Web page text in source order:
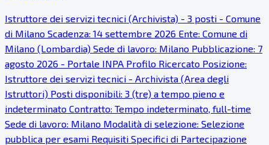
Istruttore dei servizi tecnici (Archivista) - 3 posti - Comune
di Milano Scadenza: 14 settembre 2026 Ente: Comune di
Milano (Lombardia) Sede di lavoro: Milano Pubblicazione: 7
agosto 2026 - Portale INPA Profilo Ricercato Posizione:
Istruttore dei servizi tecnici - Archivista (Area degli
Istruttori) Posti disponibili: 3 (tre) a tempo pieno e
indeterminato Contratto: Tempo indeterminato, full-time
Sede di lavoro: Milano Modalità di selezione: Selezione
pubblica per esami Requisiti Specifici di Partecipazione